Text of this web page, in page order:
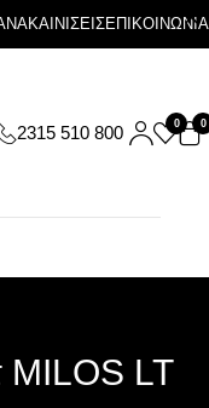
ΕΠΙΚΟΙΝΩΝΙΑ
2315 510 800 0 0
MILOS LT